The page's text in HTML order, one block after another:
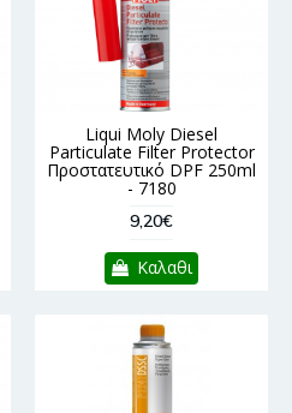
Liqui Moly Diesel
Particulate Filter Protector
Προστατευτικό DPF 250ml
- 7180
9,20€
Καλαθι